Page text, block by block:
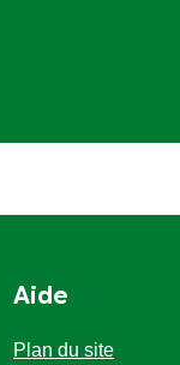
Aide
Plan du site